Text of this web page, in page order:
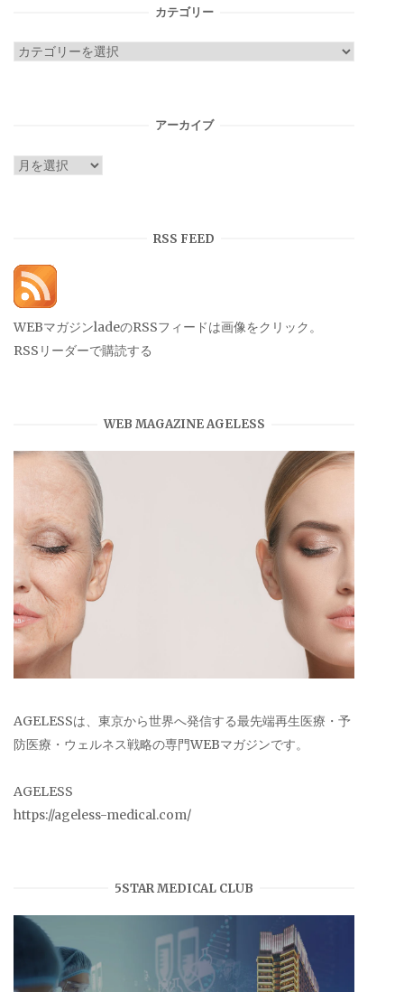
カテゴリー
カ
アーカイブ
ア
RSS FEED
WEBマガジンladeのRSSフィードは画像をクリック。
RSSリーダーで購読する
WEB MAGAZINE AGELESS
AGELESSは、東京から世界へ発信する最先端再生医療・予
防医療・ウェルネス戦略の専門WEBマガジンです。
AGELESS
https://ageless-medical.com/
5STAR MEDICAL CLUB